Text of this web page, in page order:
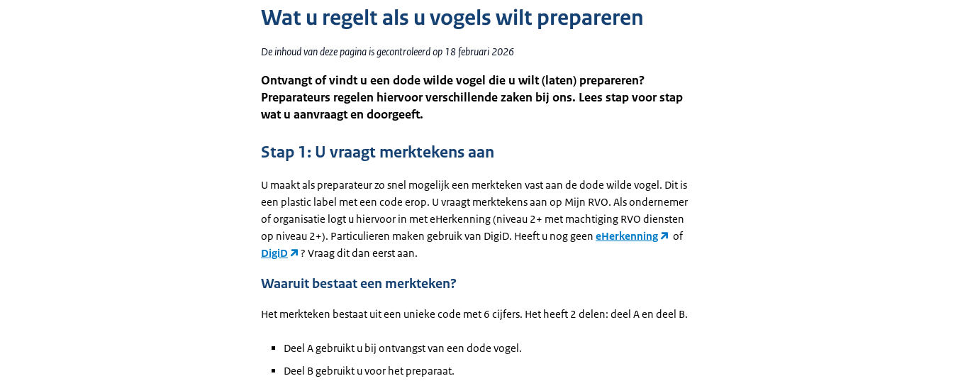
Wat u regelt als u vogels wilt prepareren
De inhoud van deze pagina is gecontroleerd op 18 februari 2026
Ontvangt of vindt u een dode wilde vogel die u wilt (laten) prepareren?
Preparateurs regelen hiervoor verschillende zaken bij ons. Lees stap voor stap
wat u aanvraagt en doorgeeft.
Stap 1: U vraagt merktekens aan
U maakt als preparateur zo snel mogelijk een merkteken vast aan de dode wilde vogel. Dit is
een plastic label met een code erop. U vraagt merktekens aan op Mijn RVO. Als ondernemer
of organisatie logt u hiervoor in met eHerkenning (niveau 2+ met machtiging RVO diensten
op niveau 2+). Particulieren maken gebruik van DigiD. Heeft u nog geen eHerkenning
of
DigiD
? Vraag dit dan eerst aan.
Waaruit bestaat een merkteken?
Het merkteken bestaat uit een unieke code met 6 cijfers. Het heeft 2 delen: deel A en deel B.
Deel A gebruikt u bij ontvangst van een dode vogel.
Deel B gebruikt u voor het preparaat.